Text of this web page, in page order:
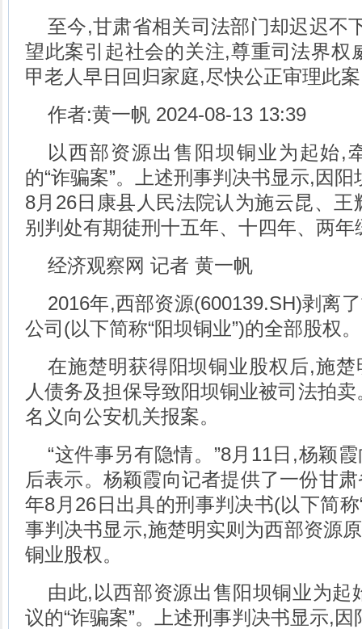
至今,甘肃省相关司法部门却迟迟不
望此案引起社会的关注,尊重司法界权
甲老人早日回归家庭,尽快公正审理此
作者:黄一帆 2024-08-13 13:39
以西部资源出售阳坝铜业为起始,
的“诈骗案”。上述刑事判决书显示,因
8月26日康县人民法院认为施云昆、
别判处有期徒刑十五年、十四年、两
经济观察网 记者 黄一帆
2016年,西部资源(600139.SH)剥离
公司(以下简称“阳坝铜业”)的全部股权。
在施楚明获得阳坝铜业股权后,施
人债务及担保导致阳坝铜业被司法拍
名义向公安机关报案。
“这件事另有隐情。”8月11日,杨颖
后表示。杨颖霞向记者提供了一份甘
年8月26日出具的刑事判决书(以下简
事判决书显示,施楚明实则为西部资源
铜业股权。
由此,以西部资源出售阳坝铜业为起
议的“诈骗案”。上述刑事判决书显示,